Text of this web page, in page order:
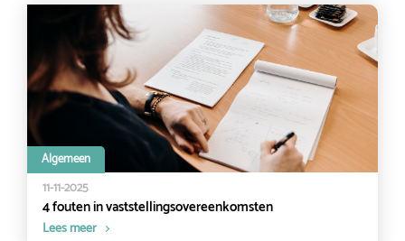
Algemeen
11-11-2025
4 fouten in vaststellingsovereenkomsten
Lees meer